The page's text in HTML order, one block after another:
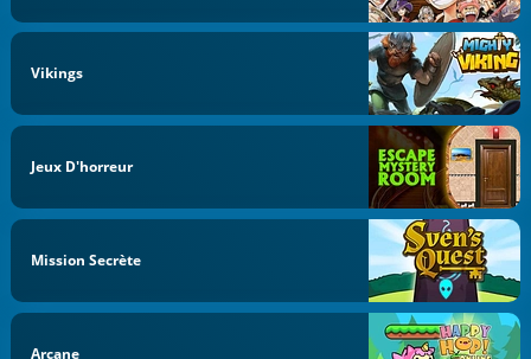
Vikings
Jeux D'horreur
Mission Secrète
Arcane